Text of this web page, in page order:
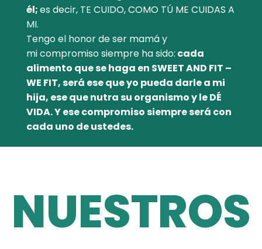
él;es decir, TE CUIDO, COMO TÚ ME CUIDAS A
MI.
Tengo el honor de ser mamá y
mi compromiso siempre ha sido: cada
alimento que se haga en SWEET AND FIT –
WE FIT, será ese que yo pueda darle a mi
hija, ese que nutra su organismo y le DÉ
VIDA. Y ese compromiso siempre será con
cada uno de ustedes.
NUESTROS